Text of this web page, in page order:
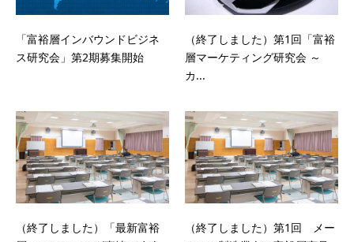
「富裕層インバウンドビジネ
ス研究会」第2期募集開始
（終了しました）第1回「富裕
層マーケティング研究会 ～
カ...
（終了しました）「最新富裕
（終了しました）第1回 メー